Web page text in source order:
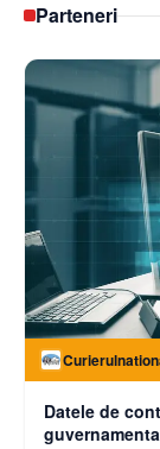
Parteneri
Datele de